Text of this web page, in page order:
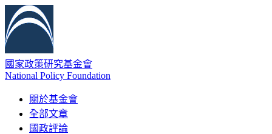
國家政策研究基金會
National Policy Foundation
關於基金會
全部文章
國政評論